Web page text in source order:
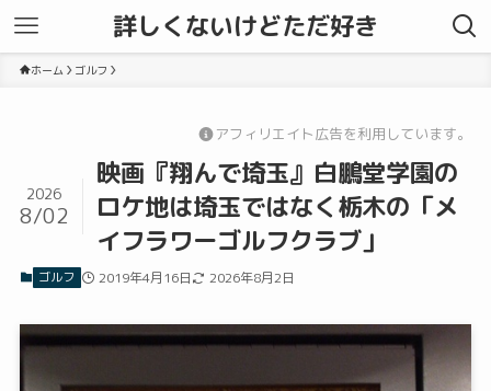
詳しくないけどただ好き
ホーム ゴルフ
アフィリエイト広告を利用しています。
映画『翔んで埼玉』白鵬堂学園の
ロケ地は埼玉ではなく栃木の「メ
イフラワーゴルフクラブ」
2026
8/02
ゴルフ 2019年4月16日 2026年8月2日